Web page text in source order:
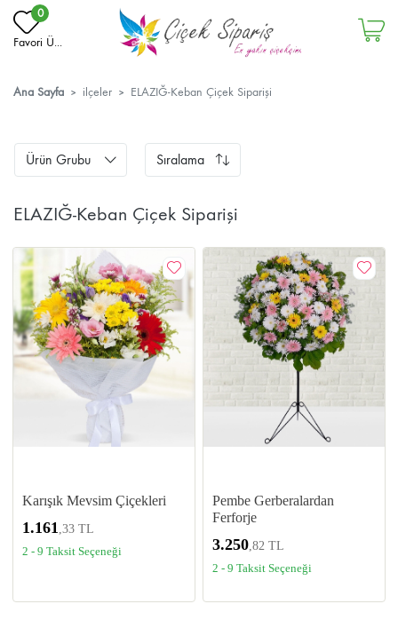
0
Favori Ü...
Ana Sayfa ilçeler ELAZIĞ-Keban Çiçek Siparişi
Ürün Grubu Sıralama
ELAZIĞ-Keban Çiçek Siparişi
Karışık Mevsim Çiçekleri
1.161 ,33 TL
2 - 9 Taksit Seçeneği
Pembe Gerberalardan
Ferforje
3.250 ,82 TL
2 - 9 Taksit Seçeneği